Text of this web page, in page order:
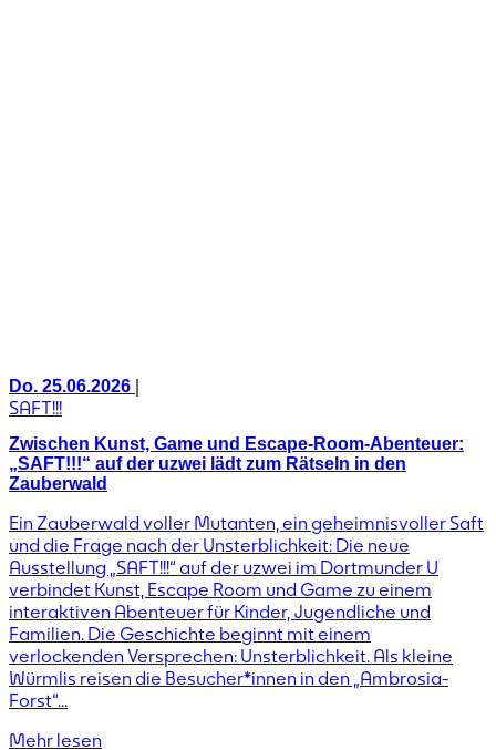
Do. 25.06.2026 |
SAFT!!!
Zwischen Kunst, Game und Escape-Room-Abenteuer:
„SAFT!!!“ auf der uzwei lädt zum Rätseln in den
Zauberwald
Ein Zauberwald voller Mutanten, ein geheimnisvoller Saft
und die Frage nach der Unsterblichkeit: Die neue
Ausstellung „SAFT!!!“ auf der uzwei im Dortmunder U
verbindet Kunst, Escape Room und Game zu einem
interaktiven Abenteuer für Kinder, Jugendliche und
Familien. Die Geschichte beginnt mit einem
verlockenden Versprechen: Unsterblichkeit. Als kleine
Würmlis reisen die Besucher*innen in den „Ambrosia-
Forst“...
Mehr lesen